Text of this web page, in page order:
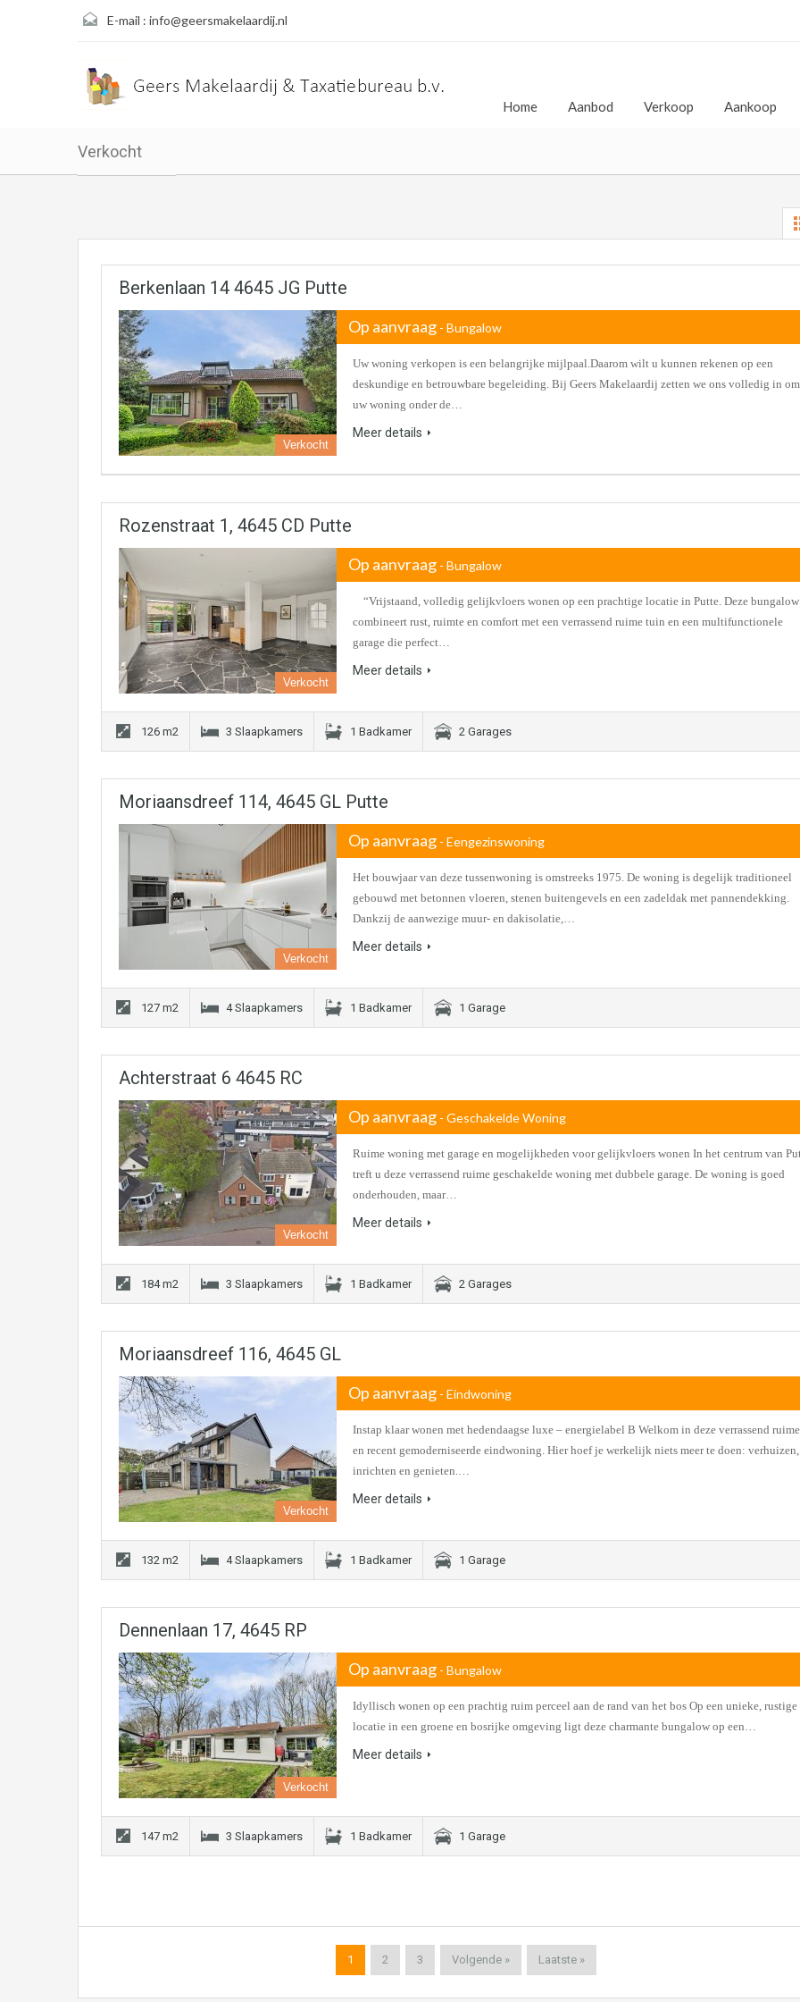
E-mail : info@geersmakelaardij.nl
Home Aanbod Verkoop Aankoop
Verkocht
Berkenlaan 14 4645 JG Putte
Verkocht
Op aanvraag - Bungalow
Uw woning verkopen is een belangrijke mijlpaal.Daarom wilt u kunnen rekenen op een
deskundige en betrouwbare begeleiding. Bij Geers Makelaardij zetten we ons volledig in om
uw woning onder de…
Meer details
Rozenstraat 1, 4645 CD Putte
Verkocht
Op aanvraag - Bungalow
“Vrijstaand, volledig gelijkvloers wonen op een prachtige locatie in Putte. Deze bungalow
combineert rust, ruimte en comfort met een verrassend ruime tuin en een multifunctionele
garage die perfect…
Meer details
126 m2 3 Slaapkamers 1 Badkamer 2 Garages
Moriaansdreef 114, 4645 GL Putte
Verkocht
Op aanvraag - Eengezinswoning
Het bouwjaar van deze tussenwoning is omstreeks 1975. De woning is degelijk traditioneel
gebouwd met betonnen vloeren, stenen buitengevels en een zadeldak met pannendekking.
Dankzij de aanwezige muur- en dakisolatie,…
Meer details
127 m2 4 Slaapkamers 1 Badkamer 1 Garage
Achterstraat 6 4645 RC
Verkocht
Op aanvraag - Geschakelde Woning
Ruime woning met garage en mogelijkheden voor gelijkvloers wonen In het centrum van
treft u deze verrassend ruime geschakelde woning met dubbele garage. De woning is goed
onderhouden, maar…
Meer details
184 m2 3 Slaapkamers 1 Badkamer 2 Garages
Moriaansdreef 116, 4645 GL
Verkocht
Op aanvraag - Eindwoning
Instap klaar wonen met hedendaagse luxe – energielabel B Welkom in deze verrassend ruime
en recent gemoderniseerde eindwoning. Hier hoef je werkelijk niets meer te doen: verhuizen,
inrichten en genieten.…
Meer details
132 m2 4 Slaapkamers 1 Badkamer 1 Garage
Dennenlaan 17, 4645 RP
Verkocht
Op aanvraag - Bungalow
Idyllisch wonen op een prachtig ruim perceel aan de rand van het bos Op een unieke, rustige
locatie in een groene en bosrijke omgeving ligt deze charmante bungalow op een…
Meer details
147 m2 3 Slaapkamers 1 Badkamer 1 Garage
1 2 3 Volgende » Laatste »